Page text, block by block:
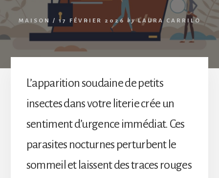
MAISON / 17 FÉVRIER 2026 by LAURA CARRILO
L’apparition soudaine de petits
insectes dans votre literie crée un
sentiment d’urgence immédiat. Ces
parasites nocturnes perturbent le
sommeil et laissent des traces rouges